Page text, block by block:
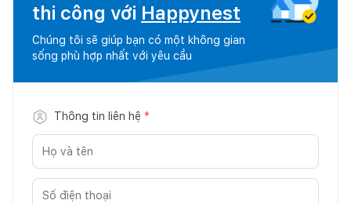
thi công với Happynest
Chúng tôi sẽ giúp bạn có một không gian
sống phù hợp nhất với yêu cầu
Thông tin liên hệ *